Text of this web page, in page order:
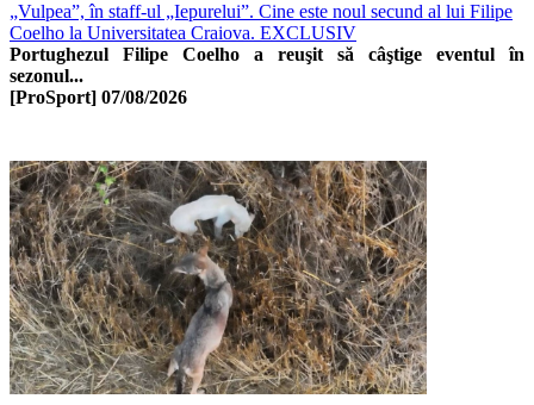
„Vulpea”, în staff-ul „Iepurelui”. Cine este noul secund al lui Filipe
Coelho la Universitatea Craiova. EXCLUSIV
Portughezul Filipe Coelho a reuşit să câştige eventul în
sezonul...
[ProSport] 07/08/2026